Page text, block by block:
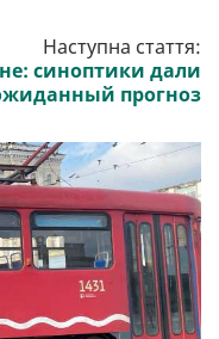
Наступна стаття:
синоптики дали
прогноз